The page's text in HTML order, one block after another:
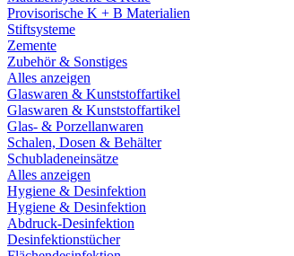
Provisorische K + B Materialien
Stiftsysteme
Zemente
Zubehör & Sonstiges
Alles anzeigen
Glaswaren & Kunststoffartikel
Glaswaren & Kunststoffartikel
Glas- & Porzellanwaren
Schalen, Dosen & Behälter
Schubladeneinsätze
Alles anzeigen
Hygiene & Desinfektion
Hygiene & Desinfektion
Abdruck-Desinfektion
Desinfektionstücher